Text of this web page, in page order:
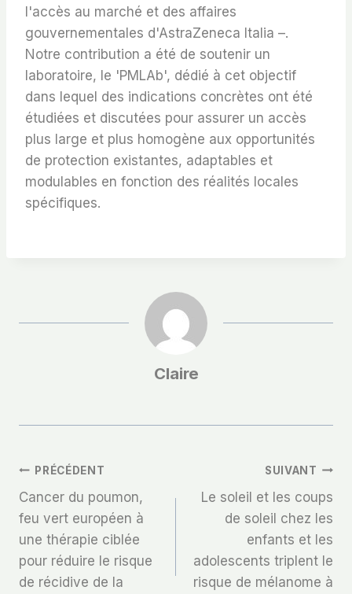
l'accès au marché et des affaires
gouvernementales d'AstraZeneca Italia –.
Notre contribution a été de soutenir un
laboratoire, le 'PMLAb', dédié à cet objectif
dans lequel des indications concrètes ont été
étudiées et discutées pour assurer un accès
plus large et plus homogène aux opportunités
de protection existantes, adaptables et
modulables en fonction des réalités locales
spécifiques.
Claire
Navigation
De
L’article
PRÉCÉDENT
Cancer du poumon,
feu vert européen à
une thérapie ciblée
pour réduire le risque
de récidive de la
SUIVANT
Le soleil et les coups
de soleil chez les
enfants et les
adolescents triplent le
risque de mélanome à